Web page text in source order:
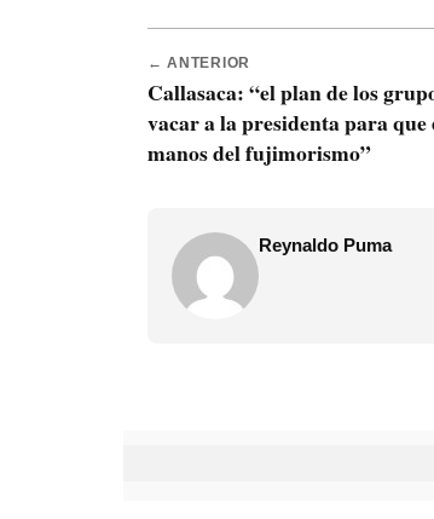
← ANTERIOR
Callasaca: “el plan de los
vacar a la presidenta para que
manos del fujimorismo”
Reynaldo Puma